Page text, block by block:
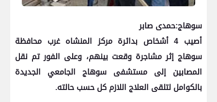
سوهاج:حمدى صابر
أصيب 4 أشخاص بدائرة مركز المنشاه غرب محافظة
سوهاج إثر مشاجرة وقعت بينهم، وعلى الفور تم نقل
المصابين إلى مستشفى سوهاج الجامعي الجديدة
بالكوامل لتلقى العلاج اللازم كل حسب حالته.